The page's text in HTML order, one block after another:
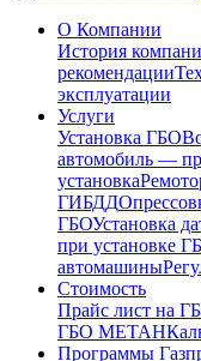
О Компании
История
рекомендации
эксплуатации
Услуги
Установка ГБО
автомобиль —
установка
ГИБДД
ГБОУстановка
при установке
автомашины
Стоимость
Прайс лист на
ГБО МЕТАН
Программы